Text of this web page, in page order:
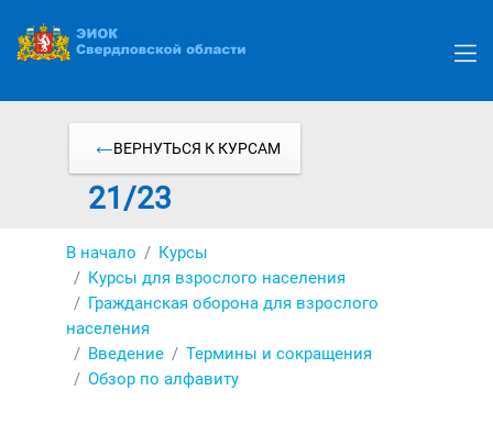
основному
ВЕРНУТЬСЯ К КУРСАМ
21/23
В начало
Курсы
Курсы для взрослого населения
Гражданская оборона для взрослого
населения
Введение
Термины и сокращения
Обзор по алфавиту